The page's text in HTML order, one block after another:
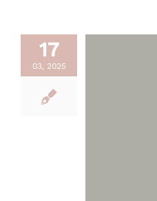
17
03, 2025